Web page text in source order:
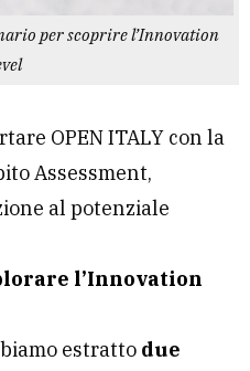
per scoprire l’Innovation
OPEN ITALY con la
Assessment,
al potenziale
l’Innovation
estratto due